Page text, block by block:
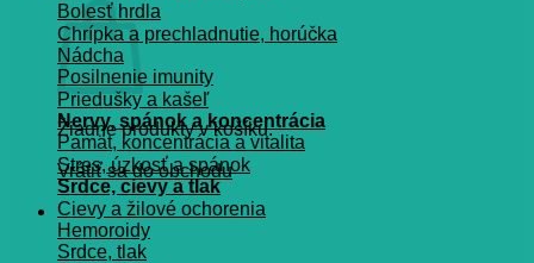
Žiadne produkty v košíku.
Vrátiť sa do obchodu
Bolesť hrdla
Chrípka a prechladnutie, horúčka
Nádcha
Posilnenie imunity
Priedušky a kašeľ
Nervy, spánok a koncentrácia
Pamät, koncentrácia a vitalita
Stres, úzkosť a spánok
Srdce, cievy a tlak
Cievy a žilové ochorenia
Hemoroidy
Srdce, tlak